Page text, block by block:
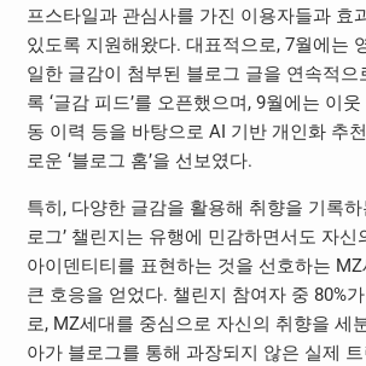
프스타일과 관심사를 가진 이용자들과 효
있도록 지원해왔다. 대표적으로, 7월에는
일한 글감이 첨부된 블로그 글을 연속적으
록 ‘글감 피드’를 오픈했으며, 9월에는 이
동 이력 등을 바탕으로 AI 기반 개인화 추
로운 ‘블로그 홈’을 선보였다.
특히, 다양한 글감을 활용해 취향을 기록하
로그’ 챌린지는 유행에 민감하면서도 자신
아이덴티티를 표현하는 것을 선호하는
큰 호응을 얻었다. 챌린지 참여자 중 80%
로, MZ세대 를 중심으로 자신의 취향을 세
아가 블로그를 통해 과장되지 않은 실제